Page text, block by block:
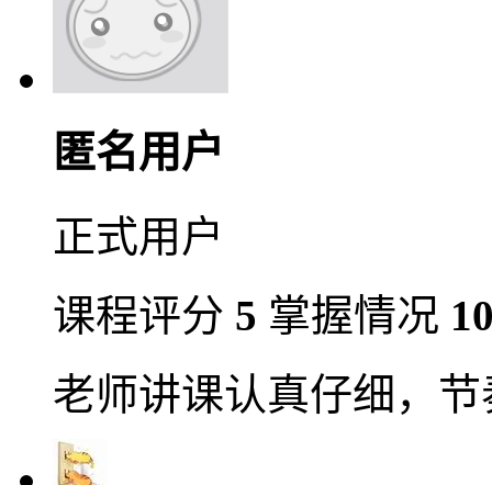
匿名用户
正式用户
课程评分 5 掌握情况
老师讲课认真仔细，